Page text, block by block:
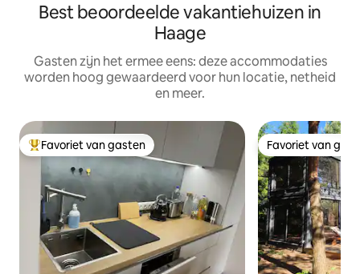
Best beoordeelde vakantiehuizen in
Haage
Gasten zijn het ermee eens: deze accommodaties
worden hoog gewaardeerd voor hun locatie, netheid
en meer.
Topfavoriet van gasten
Favoriet van gasten Favoriet van
Favoriet van